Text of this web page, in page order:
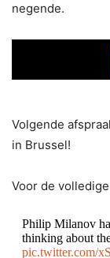
negende.
Volgende
in Brussel!
Voor de
Philip Milanov
thinking about
pic.twitter.com/